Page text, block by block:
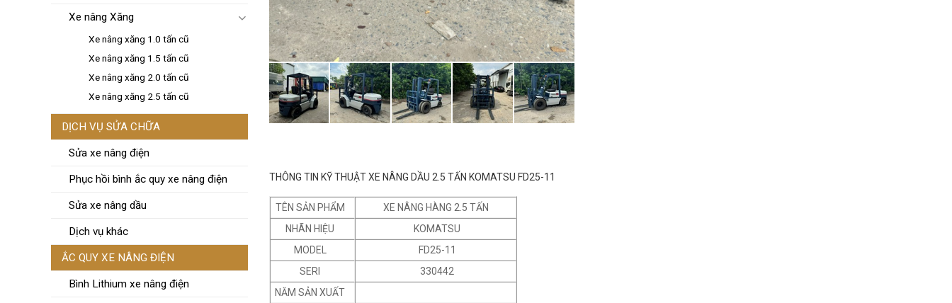
Xe nâng Xăng
Xe nâng xăng 1.0 tấn cũ
Xe nâng xăng 1.5 tấn cũ
Xe nâng xăng 2.0 tấn cũ
Xe nâng xăng 2.5 tấn cũ
DỊCH VỤ SỬA CHỮA
Sửa xe nâng điện
Phục hồi bình ắc quy xe nâng điện
Sửa xe nâng dầu
Dịch vụ khác
ẮC QUY XE NÂNG ĐIỆN
Bình Lithium xe nâng điện
THÔNG TIN KỸ THUẬT XE NÂNG DẦU 2.5 TẤN KOMATSU FD25-11
TÊN SẢN PHẨM
XE NÂNG HÀNG 2.5 TẤN
NHÃN HIỆU
KOMATSU
MODEL
FD25-11
SERI
330442
NĂM SẢN XUẤT